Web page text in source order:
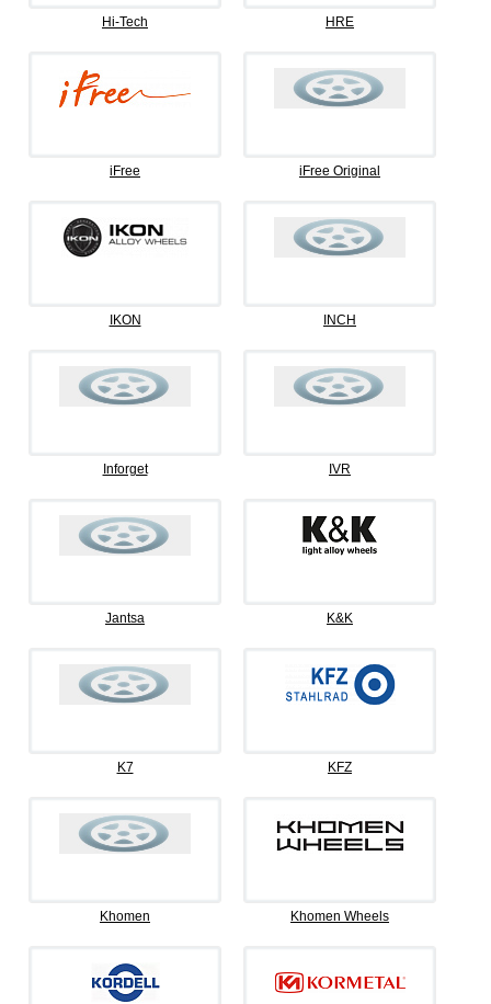
Hi-Tech HRE
iFree iFree Original
IKON INCH
Inforget IVR
Jantsa K&K
K7 KFZ
Khomen Khomen Wheels